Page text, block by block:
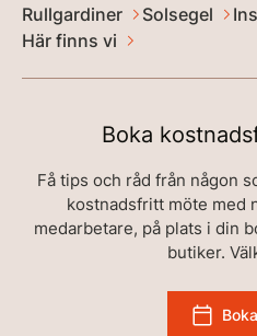
Boka
Få tips och råd från någon
kostnadsfritt möte med
medarbetare, på plats i din
butiker.
Rullgardiner
Solsegel
Här finns vi